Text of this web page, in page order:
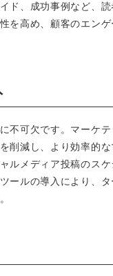
ド、成功事例など、
を高め、顧客のエン
不可欠です。マーケ
減し、より効率的
ルメディア投稿のス
ールの導入により、